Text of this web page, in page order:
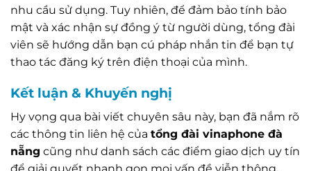
nhu cầu sử dụng. Tuy nhiên, để đảm bảo tính bảo
mật và xác nhận sự đồng ý từ người dùng, tổng đài
viên sẽ hướng dẫn bạn cú pháp nhắn tin để bạn tự
thao tác đăng ký trên điện thoại của mình.
Kết luận & Khuyến nghị
Hy vọng qua bài viết chuyên sâu này, bạn đã nắm rõ
các thông tin liên hệ của tổng đài vinaphone đà
nẵng cũng như danh sách các điểm giao dịch uy tín